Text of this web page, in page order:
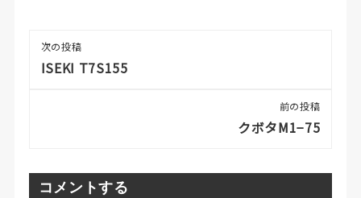
次の投稿
ISEKI T7S155
前の投稿
クボタM1−75
コメントする